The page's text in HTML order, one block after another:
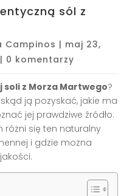
sól z
Campinos | maj 23,
| 0 komentarzy
z Morza Martwego?
ją pozyskać, jakie ma
jej prawdziwe źródło.
różni się ten naturalny
i gdzie można